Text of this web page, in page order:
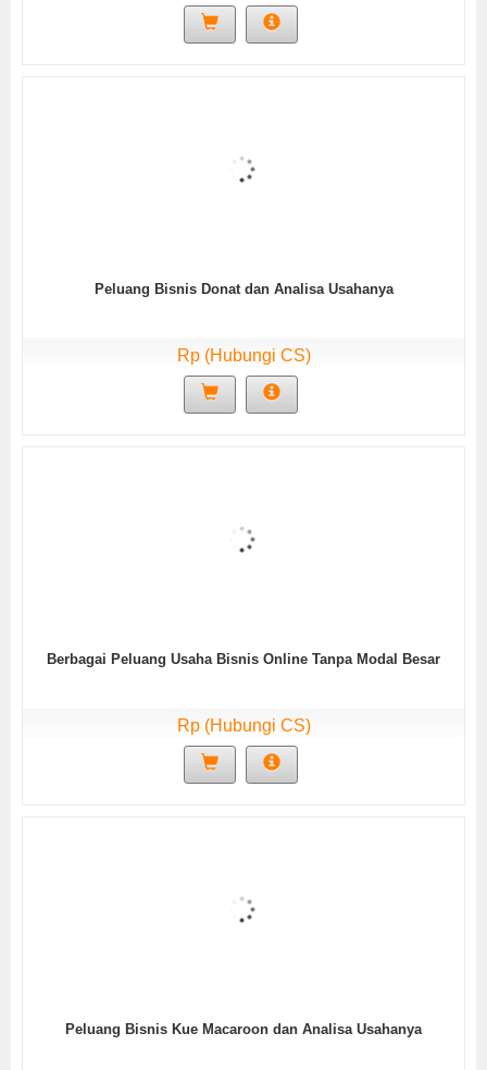
Peluang Bisnis Donat dan Analisa Usahanya
Rp (Hubungi CS)
Berbagai Peluang Usaha Bisnis Online Tanpa Modal Besar
Rp (Hubungi CS)
Peluang Bisnis Kue Macaroon dan Analisa Usahanya